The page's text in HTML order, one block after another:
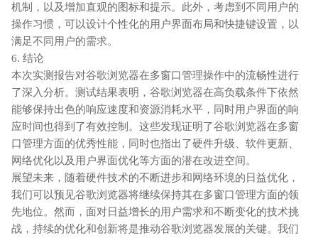
机制，以及增加直观的图标和提示。此外，考虑到不同用户的
操作习惯，可以设计个性化的用户界面布局和快捷键设置，以
满足不同用户的需求。
6. 结论
本次实测报告对谷歌浏览器在多窗口管理操作中的流畅性进行
了深入分析。测试结果表明，谷歌浏览器在高负载条件下依然
能够保持出色的响应速度和资源消耗水平，同时用户界面的响
应时间也得到了有效控制。这些发现证明了谷歌浏览器在多窗
口管理方面的优秀性能，同时也指出了硬件升级、软件更新、
网络优化以及用户界面优化等方面的潜在改进空间。
展望未来，随着硬件技术的不断进步和网络环境的日益优化，
我们可以预见谷歌浏览器将继续保持其在多窗口管理方面的领
先地位。然而，面对日益增长的用户需求和不断变化的技术挑
战，持续的优化和创新将是推动谷歌浏览器发展的关键。我们